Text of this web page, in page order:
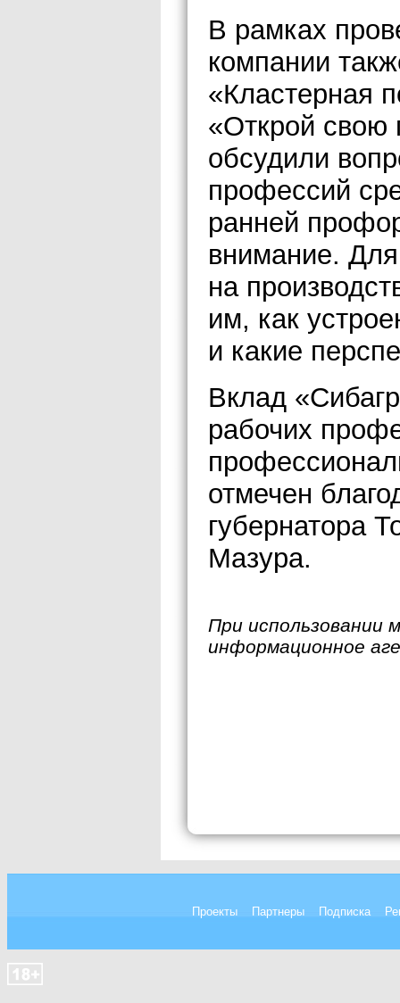
В рамках
компании
«Кластерная
«Открой свою
обсудили
профессий
ранней
внимание.
на
им, как
и какие
Вклад
рабочих
отмечен
губернатора
Мазура.
При использовании
информационное
Проекты Партнеры Подписка